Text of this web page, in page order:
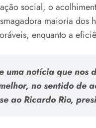
social, o
maioria dos
enquanto a
uma notícia que
no sentido de
ao Ricardo Rio,